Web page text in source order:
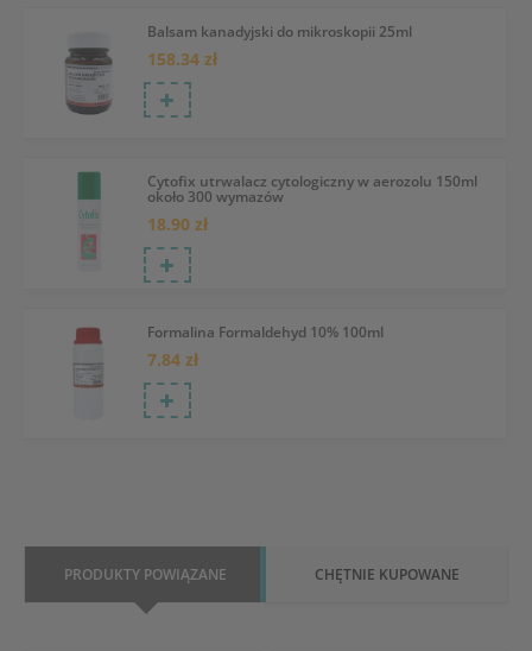
Balsam kanadyjski do mikroskopii 25ml
158.34 zł
Cytofix utrwalacz cytologiczny w aerozolu 150ml
około 300 wymazów
18.90 zł
Formalina Formaldehyd 10% 100ml
7.84 zł
PRODUKTY POWIĄZANE CHĘTNIE KUPOWANE